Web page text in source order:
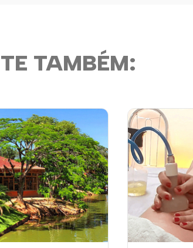
TAMBÉM: